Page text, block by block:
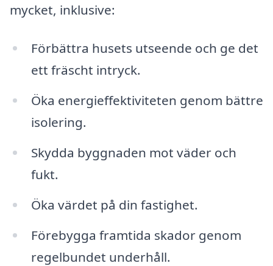
mycket, inklusive:
Förbättra husets utseende och ge det
ett fräscht intryck.
Öka energieffektiviteten genom bättre
isolering.
Skydda byggnaden mot väder och
fukt.
Öka värdet på din fastighet.
Förebygga framtida skador genom
regelbundet underhåll.